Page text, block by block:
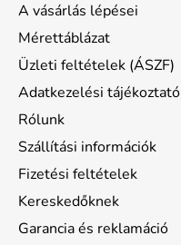
A vásárlás lépései
Mérettáblázat
Üzleti feltételek (ÁSZF)
Adatkezelési tájékoztató
Rólunk
Szállítási információk
Fizetési feltételek
Kereskedőknek
Garancia és reklamáció